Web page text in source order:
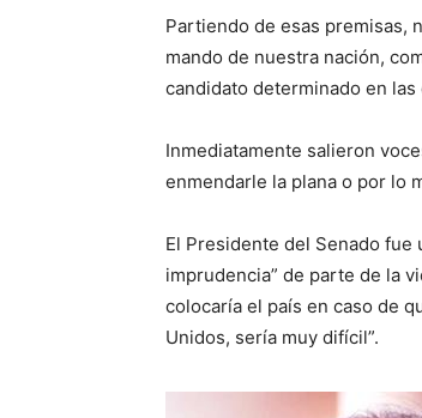
Partiendo de esas premisas,
mando de nuestra nación,
candidato determinado en
Inmediatamente salieron
enmendarle la plana o por lo
El Presidente del Senado fue
imprudencia” de parte de la
colocaría el país en caso de
Unidos, sería muy difícil”.